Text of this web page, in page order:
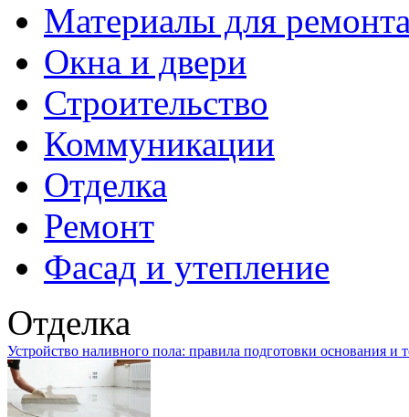
Материалы для
Окна и двери
Строительство
Коммуникации
Отделка
Ремонт
Фасад и утепление
Отделка
Устройство наливного пола: правила подготовки основания и